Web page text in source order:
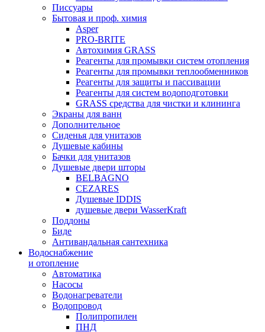
Писсуары
Бытовая и проф. химия
Asper
PRO-BRITE
Автохимия GRASS
Реагенты для промывки систем отопления
Реагенты для промывки теплообменников
Реагенты для защиты и пассивации
Реагенты для систем водоподготовки
GRASS средства для чистки и клининга
Экраны для ванн
Дополнительное
Сиденья для унитазов
Душевые кабины
Бачки для унитазов
Душевые двери шторы
BELBAGNO
CEZARES
Душевые IDDIS
душевые двери WasserKraft
Поддоны
Биде
Антивандальная сантехника
Водоснабжение
и отопление
Автоматика
Насосы
Водонагреватели
Водопровод
Полипропилен
ПНД